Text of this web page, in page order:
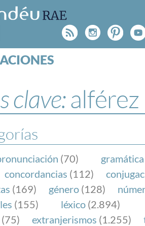
Rss
BLOG
fundación patrocinada por la
Española, cuyo objetivo es
en los medios de
clave:alférez
(70) gramática
concordancias (112)
(169) género (128)
(155) léxico (2.894)
(75) extranjerismos (1.255)